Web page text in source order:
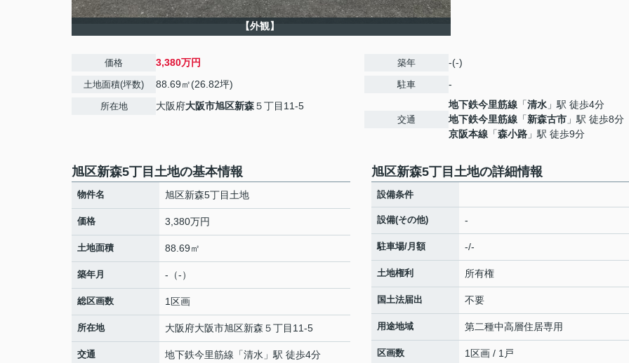
【外観】
価格 3,380万円
土地面積(坪数) 88.69㎡(26.82坪)
所在地 大阪府大阪市旭区新森５丁目11-5
築年 -(-)
駐車 -
交通
地下鉄今里筋線 「清水 」駅 徒歩4分
地下鉄今里筋線 「新森古市 」駅 徒歩8分
京阪本線 「森小路 」駅 徒歩9分
旭区新森5丁目土地の基本情報
物件名 旭区新森5丁目土地
価格 3,380万円
土地面積 88.69㎡
築年月 -（-）
総区画数 1区画
所在地 大阪府大阪市旭区新森 ５丁目11-5
交通 地下鉄今里筋線 「清水 」駅 徒歩4分
旭区新森5丁目土地の詳細情報
設備条件
設備(その他) -
駐車場/月額 -/-
土地権利 所有権
国土法届出 不要
用途地域 第二種中高層住居専用
区画数 1区画 / 1戸